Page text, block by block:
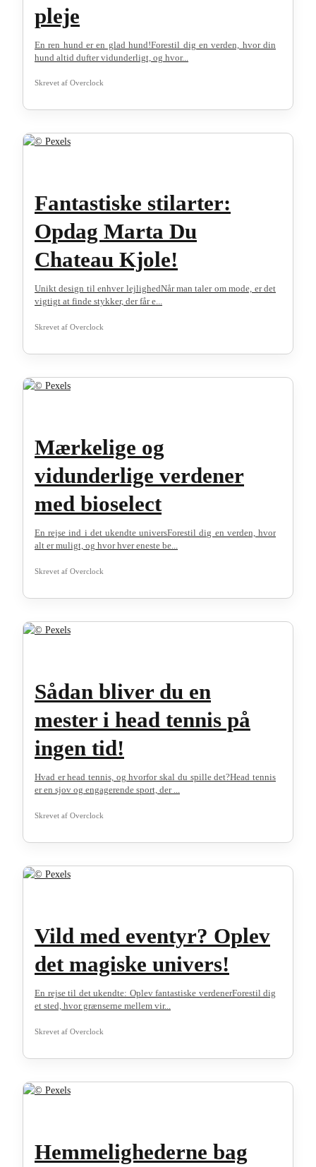
pleje
En ren hund er en glad hund!Forestil dig en verden, hvor din
hund altid dufter vidunderligt, og hvor...
Skrevet af Overclock
Fantastiske stilarter:
Opdag Marta Du
Chateau Kjole!
Unikt design til enhver lejlighedNår man taler om mode, er det
vigtigt at finde stykker, der får e...
Skrevet af Overclock
Mærkelige og
vidunderlige verdener
med bioselect
En rejse ind i det ukendte universForestil dig en verden, hvor
alt er muligt, og hvor hver eneste be...
Skrevet af Overclock
Sådan bliver du en
mester i head tennis på
ingen tid!
Hvad er head tennis, og hvorfor skal du spille det?Head tennis
er en sjov og engagerende sport, der ...
Skrevet af Overclock
Vild med eventyr? Oplev
det magiske univers!
En rejse til det ukendte: Oplev fantastiske verdenerForestil dig
et sted, hvor grænserne mellem vir...
Skrevet af Overclock
Hemmelighederne bag